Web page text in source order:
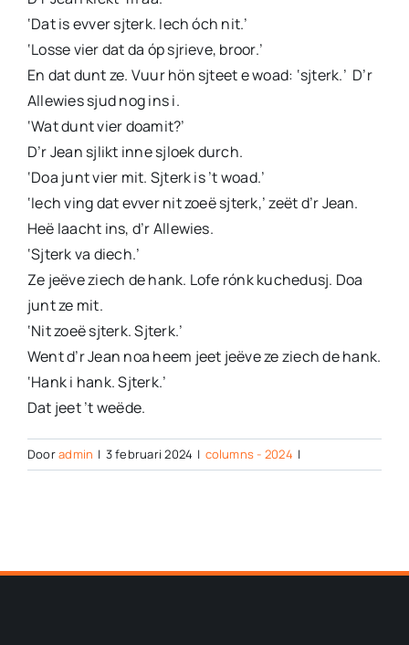
‘Dat is evver sjterk. Iech óch nit.’
‘Losse vier dat da óp sjrieve, broor.’
En dat dunt ze. Vuur hön sjteet e woad: ‘sjterk.’ D’r
Allewies sjud nog ins i.
‘Wat dunt vier doamit?’
D’r Jean sjlikt inne sjloek durch.
‘Doa junt vier mit. Sjterk is ’t woad.’
‘Iech ving dat evver nit zoeë sjterk,’ zeët d’r Jean.
Heë laacht ins, d’r Allewies.
‘Sjterk va diech.’
Ze jeëve ziech de hank. Lofe rónk kuchedusj. Doa
junt ze mit.
‘Nit zoeë sjterk. Sjterk.’
Went d’r Jean noa heem jeet jeëve ze ziech de hank.
‘Hank i hank. Sjterk.’
Dat jeet ’t weëde.
Dooradmin | 3 februari 2024 | columns - 2024 |